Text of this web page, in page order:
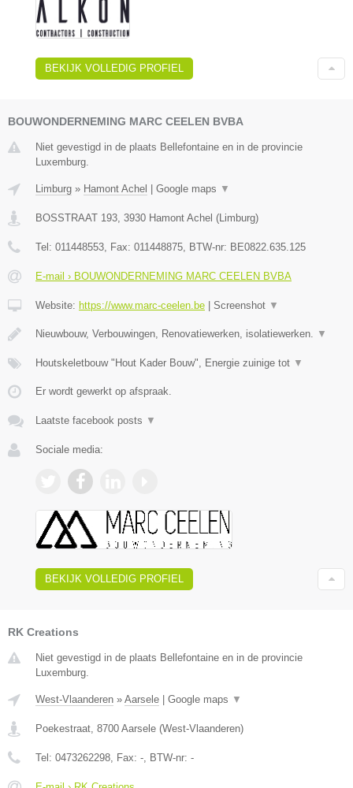
BEKIJK VOLLEDIG PROFIEL
BOUWONDERNEMING MARC CEELEN BVBA
Niet gevestigd in de plaats Bellefontaine en in de provincie
Luxemburg.
Limburg » Hamont Achel Google maps ▼
BOSSTRAAT 193 3930 Hamont Achel ( Limburg)
Tel: 011448553 , Fax: 011448875 , BTW-nr: BE0822.635.125
E-mail › BOUWONDERNEMING MARC CEELEN BVBA
Website: https://www.marc-ceelen.be Screenshot ▼
Nieuwbouw, Verbouwingen, Renovatiewerken, isolatiewerken. ▼
Houtskeletbouw "Hout Kader Bouw", Energie zuinige tot ▼
Er wordt gewerkt op afspraak.
Laatste facebook posts ▼
Sociale media:
BEKIJK VOLLEDIG PROFIEL
RK Creations
Niet gevestigd in de plaats Bellefontaine en in de provincie
Luxemburg.
West-Vlaanderen » Aarsele | Google maps ▼
Poekestraat 8700 Aarsele (West-Vlaanderen)
Tel: 0473262298 , Fax: - , BTW-nr: -